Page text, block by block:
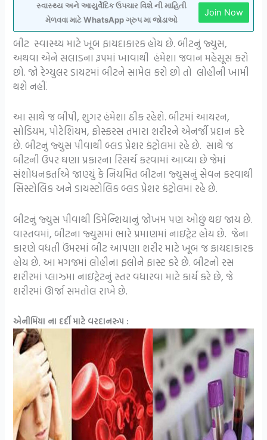
સ્વાસ્થ્ય અને આયુર્વેદિક ઉપચાર વિશે ની માહિતી
મેળવવા માટે WhatsApp ગ્રુપ મા જોડાઓ
Join Now
બીટ સ્વાસ્થ્ય માટે ખૂબ ફાયદાકારક હોય છે. બીટનું જ્યુસ,
અથવા એને સલાડના રૂપમાં ખાવાથી હંમેશા જવાન મહેસૂસ કરો
છો. જો રેગ્યુલર ડાયટમાં બીટને સામેલ કરો છો તો લોહીની ખામી
થશે નહીં.
આ સાથે જ બીપી, શુગર હંમેશા ઠીક રહેશે. બીટમાં આયરન,
સોડિયમ, પોટેશિયમ, ફોસ્ફરસ તમારા શરીરને એનર્જી પ્રદાન કરે
છે. બીટનું જ્યુસ પીવાથી બ્લડ પ્રેશર કંટ્રોલમાં રહે છે. સાથે જ
બીટની ઉપર ઘણા પ્રકારના રિસર્ચ કરવામાં આવ્યા છે જેમાં
સંશોધનકર્તાએ જાણ્યું કે નિયમિત બીટના જ્યુસનું સેવન કરવાથી
સિસ્ટોલિક અને ડાયસ્ટોલિક બ્લડ પ્રેશર કંટ્રોલમાં રહે છે.
બીટનું જ્યુસ પીવાથી ડિમેન્શિયાનું જોખમ પણ ઓછું થઇ જાય છે.
વાસ્તવમાં, બીટના જ્યુસમાં ભારે પ્રમાણમાં નાઇટ્રેટ હોય છે. જેના
કારણે વધતી ઉંમરમાં બીટ આપણા શરીર માટે ખૂબ જ ફાયદાકારક
હોય છે. આ મગજમાં લોહીના ફ્લોને ફાસ્ટ કરે છે. બીટનો રસ
શરીરમાં પ્લાઝ્મા નાઇટ્રેટનું સ્તર વધારવા માટે કાર્ય કરે છે, જે
શરીરમાં ઊર્જા સમતોલ રાખે છે.
એનીમિયા ના દર્દી માટે વરદાનરુપ :